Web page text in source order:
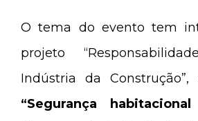
O tema do evento tem
projeto
Indústria da
“Segurança